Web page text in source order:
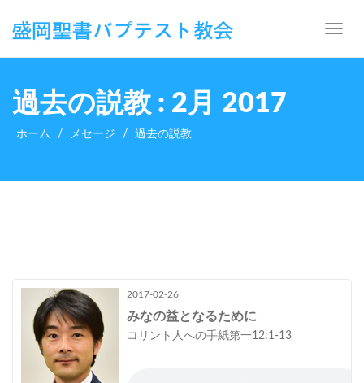
Toggle
過去の説教 : 2月 2017
ホーム メセージ 過去の説教
2017-02-26
みなの益となるために
コリント人への手紙第一12:1-13